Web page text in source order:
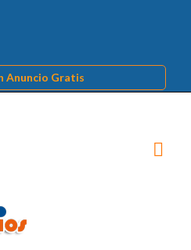
Anuncio Gratis